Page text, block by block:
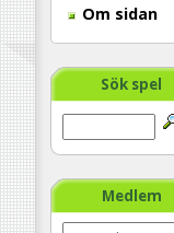
Om sidan
Sök spel
Medlem